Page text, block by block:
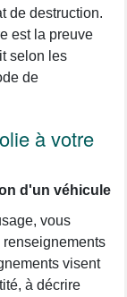
de destruction.
est la preuve
selon les
de
à votre
d'un véhicule
vous
visent
à décrire